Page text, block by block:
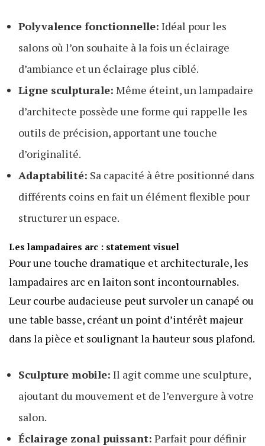
Polyvalence fonctionnelle: Idéal pour les
salons où l’on souhaite à la fois un éclairage
d’ambiance et un éclairage plus ciblé.
Ligne sculpturale: Même éteint, un lampadaire
d’architecte possède une forme qui rappelle les
outils de précision, apportant une touche
d’originalité.
Adaptabilité: Sa capacité à être positionné dans
différents coins en fait un élément flexible pour
structurer un espace.
Les lampadaires arc : statement visuel
Pour une touche dramatique et architecturale, les
lampadaires arc en laiton sont incontournables.
Leur courbe audacieuse peut survoler un canapé ou
une table basse, créant un point d’intérêt majeur
dans la pièce et soulignant la hauteur sous plafond.
Sculpture mobile: Il agit comme une sculpture,
ajoutant du mouvement et de l’envergure à votre
salon.
Éclairage zonal puissant: Parfait pour définir